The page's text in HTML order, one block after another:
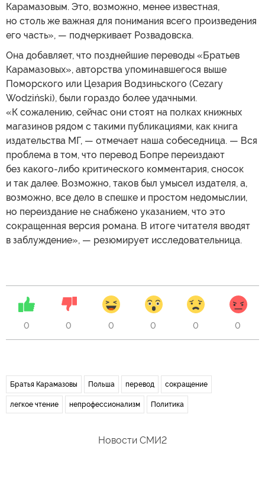
Карамазовым. Это, возможно, менее известная,
но столь же важная для понимания всего произведения
его часть», — подчеркивает Розвадовска.
Она добавляет, что позднейшие переводы «Братьев
Карамазовых», авторства упоминавшегося выше
Поморского или Цезария Водзиньского (Cezary
Wodziński), были гораздо более удачными.
«К сожалению, сейчас они стоят на полках книжных
магазинов рядом с такими публикациями, как книга
издательства МГ, — отмечает наша собеседница. — Вся
проблема в том, что перевод Бопре переиздают
без какого-либо критического комментария, сносок
и так далее. Возможно, таков был умысел издателя, а,
возможно, все дело в спешке и простом недомыслии,
но переиздание не снабжено указанием, что это
сокращенная версия романа. В итоге читателя вводят
в заблуждение», — резюмирует исследовательница.
0 0 0 0 0 0
Братья Карамазовы Польша перевод сокращение
легкое чтение непрофессионализм Политика
Новости СМИ2